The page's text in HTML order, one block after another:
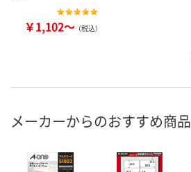
￥1,102～ （税込）
メーカーからのおすすめ商品